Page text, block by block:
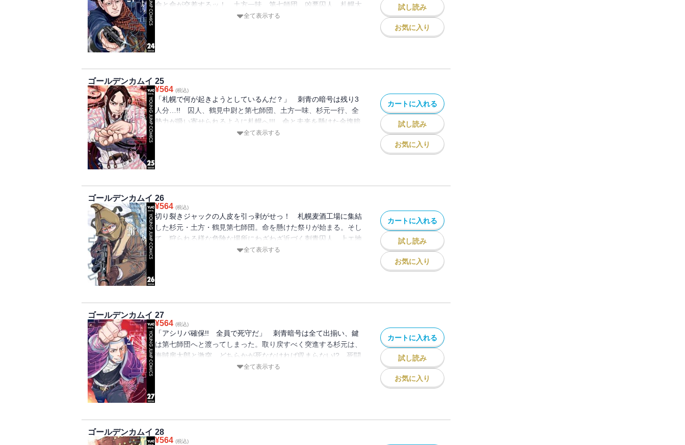
命と命が交差するッ！ 土方一味、第七師団、凶悪囚人、札幌大
集結!! VS海賊房太郎、水中戦!!! 怒濤の波濤に、息継ぎ禁止の
全て表示する
試し読み
お気に入り
ゴールデンカムイ 25
¥564 (税込)
「札幌で何が起きようとしているんだ？」 刺青の暗号は残り3
人分…!! 囚人、鶴見中尉と第七師団、土方一味、杉元一行、全
勢力が吸い寄せられるように札幌へ!!! 命と未来を懸けた金塊暗
号争奪戦争ついに……勃発!!!! 必死のエンカウント必至の第25
全て表示する
カートに入れる
試し読み
お気に入り
ゴールデンカムイ 26
¥564 (税込)
切り裂きジャックの人皮を引っ剥がせっ！ 札幌麦酒工場に集結
した杉元・土方・鶴見第七師団。命を懸けた祭りが始まる。そし
て、狩られる様な危険な場所にわざわざ近づく刺青囚人、上エ地
の目的は？ 呑む！ 撃つ！ 狩る！ の三拍子!!! 感情闇鍋ウ
全て表示する
カートに入れる
試し読み
お気に入り
ゴールデンカムイ 27
¥564 (税込)
「アシリパ確保!! 全員で死守だ」 刺青暗号は全て出揃い、鍵
は第七師団へと渡ってしまった。取り戻すべく突進する杉元は、
海賊房太郎と激突、どちらかが死ななければ収まらない!? 死闘
が始まる!! 鶴見を追う土方一味、ソフィア率いるパルチザン。
全て表示する
カートに入れる
試し読み
お気に入り
ゴールデンカムイ 28
¥564 (税込)